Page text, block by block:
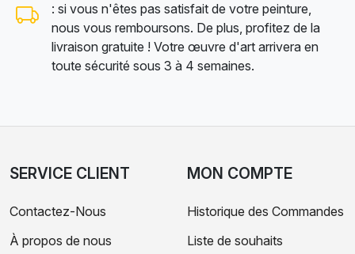
: si vous n'êtes pas satisfait de votre peinture,
nous vous remboursons. De plus, profitez de la
livraison gratuite ! Votre œuvre d'art arrivera en
toute sécurité sous 3 à 4 semaines.
SERVICE CLIENT
Contactez-Nous
À propos de nous
MON COMPTE
Historique des Commandes
Liste de souhaits